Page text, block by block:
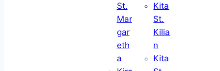
St.
Mar
gar
eth
a
Kita
St.
Kilia
n
Kita